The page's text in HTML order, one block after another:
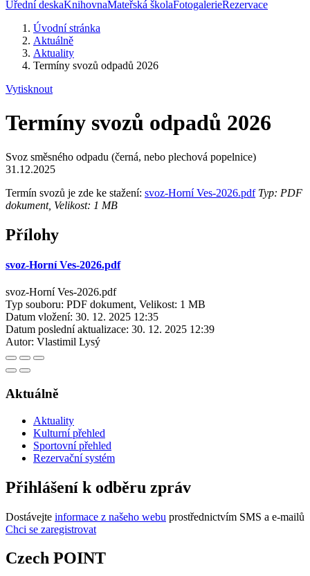
Úřední deskaKnihovnaMateřská školaFotogalerieRezervace
Úvodní stránka
Aktuálně
Aktuality
Termíny svozů odpadů 2026
Vytisknout
Termíny svozů odpadů 2026
Svoz směsného odpadu (černá, nebo plechová popelnice)
31.12.2025
Termín svozů je zde ke stažení: svoz-Horní Ves-2026.pdfTyp: PDF
dokument, Velikost: 1 MB
Přílohy
svoz-Horní Ves-2026.pdf
svoz-Horní Ves-2026.pdf
Typ souboru: PDF dokument, Velikost: 1 MB
Datum vložení: 30. 12. 2025 12:35
Datum poslední aktualizace: 30. 12. 2025 12:39
Autor: Vlastimil Lysý
Aktuálně
Aktuality
Kulturní přehled
Sportovní přehled
Rezervační systém
Přihlášení k odběru zpráv
Dostávejte informace z našeho webu prostřednictvím SMS a e-mailů
Chci se zaregistrovat
Czech POINT